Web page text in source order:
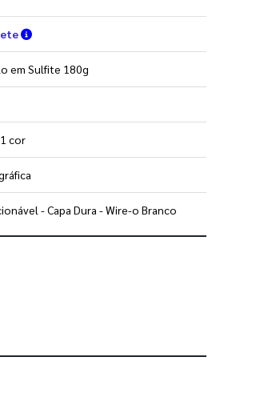
Verifique as condições de entrega
em Sulfite 180g
cor
- Capa Dura - Wire-o Branco